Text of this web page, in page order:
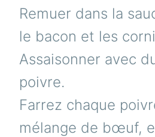
Remuer dans la
le bacon et les
Assaisonner avec
poivre.
Farrez chaque
mélange de bœuf,